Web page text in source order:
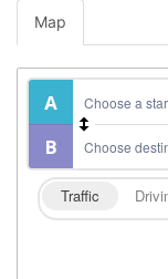
Map
Traffic